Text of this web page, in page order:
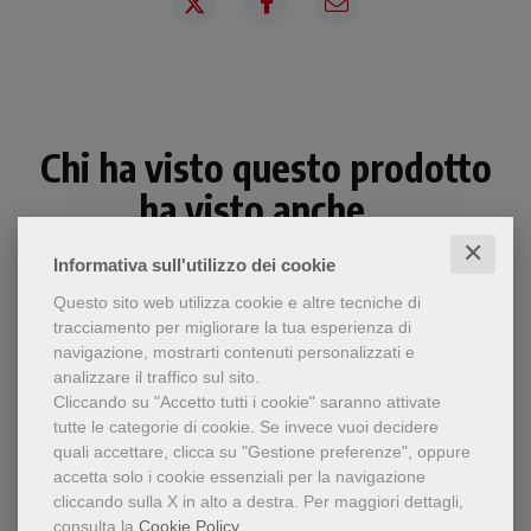
Informativa sull'utilizzo dei cookie ✕
Questo sito web utilizza cookie e altre tecniche di
tracciamento per migliorare la tua esperienza di
navigazione, mostrarti contenuti personalizzati e
analizzare il traffico sul sito.
Cliccando su "Accetto tutti i cookie" saranno attivate
tutte le categorie di cookie. Se invece vuoi decidere
quali accettare, clicca su "Gestione preferenze", oppure
accetta solo i cookie essenziali per la navigazione
cliccando sulla X in alto a destra. Per maggiori dettagli,
consulta la Cookie Policy.
Chi ha visto questo prodotto
ha visto anche...